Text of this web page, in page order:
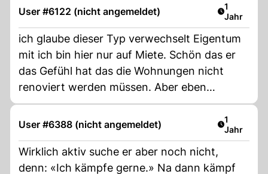
User #6122 (nicht angemeldet) Artikel
1
Jahr
ich glaube dieser Typ verwechselt Eigentum
mit ich bin hier nur auf Miete. Schön das er
das Gefühl hat das die Wohnungen nicht
renoviert werden müssen. Aber eben
entscheiden kann er das mit seinem eigenen
EIGENTUM.
User #6388 (nicht angemeldet) Artikel
1
Jahr
Wirklich aktiv suche er aber noch nicht,
denn: «Ich kämpfe gerne.» Na dann kämpf